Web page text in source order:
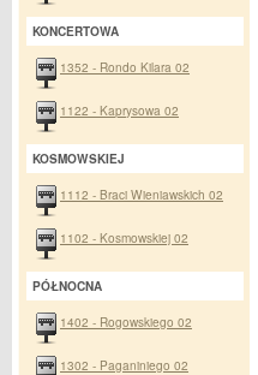
KONCERTOWA
1352 - Rondo Kilara 02
1122 - Kaprysowa 02
KOSMOWSKIEJ
1112 - Braci Wieniawskich 02
1102 - Kosmowskiej 02
PÓŁNOCNA
1402 - Rogowskiego 02
1302 - Paganiniego 02